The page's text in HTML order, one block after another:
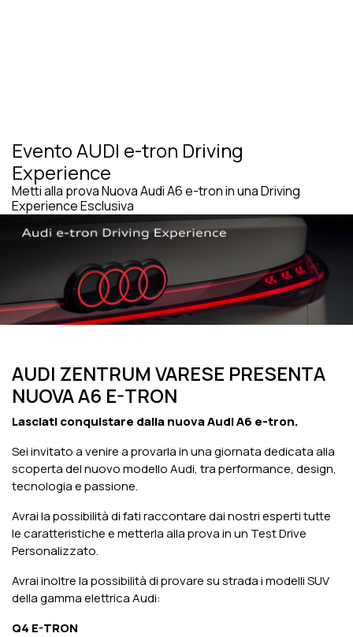
Evento AUDI e-tron Driving
Experience
Metti alla prova Nuova Audi A6 e-tron in una Driving
Experience Esclusiva
AUDI ZENTRUM VARESE PRESENTA
NUOVA A6 E-TRON
Lasciati conquistare dalla nuova Audi A6 e-tron.
Sei invitato a venire a provarla in una giornata dedicata alla
scoperta del nuovo modello Audi, tra performance, design,
tecnologia e passione.
Avrai la possibilità di fati raccontare dai nostri esperti tutte
le caratteristiche e metterla alla prova in un Test Drive
Personalizzato.
Avrai inoltre la possibilità di provare su strada i modelli SUV
della gamma elettrica Audi:
Q4 E-TRON